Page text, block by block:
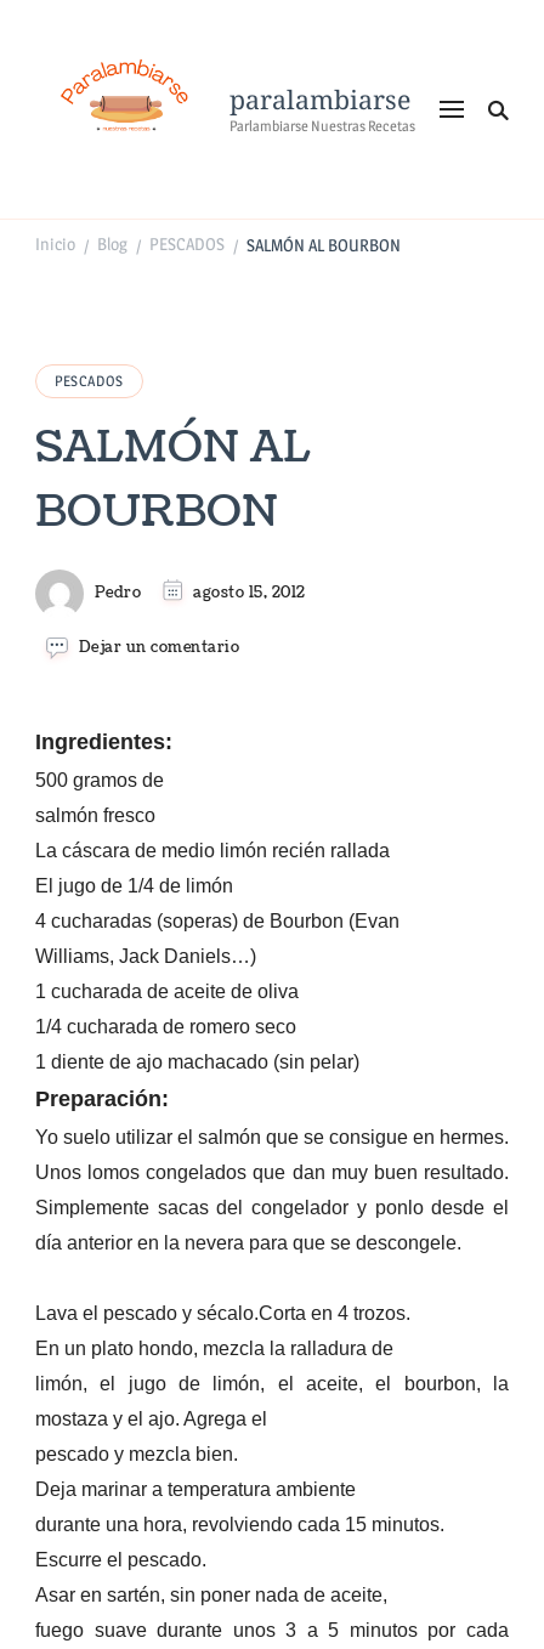
paralambiarse
Parlambiarse Nuestras Recetas
Inicio / Blog / PESCADOS / SALMÓN AL BOURBON
PESCADOS
SALMÓN AL
BOURBON
Pedro agosto 15, 2012
Dejar un comentarioen
Ingredientes:
500 gramos de
salmón fresco
La cáscara de medio limón recién rallada
El jugo de 1/4 de limón
4 cucharadas (soperas) de Bourbon (Evan
Williams, Jack Daniels…)
1 cucharada de aceite de oliva
1/4 cucharada de romero seco
1 diente de ajo machacado (sin pelar)
Preparación:
Yo suelo utilizar el salmón que se consigue en hermes.
Unos lomos congelados que dan muy buen resultado.
Simplemente sacas del congelador y ponlo desde el
día anterior en la nevera para que se descongele.
Lava el pescado y sécalo.Corta en 4 trozos.
En un plato hondo, mezcla la ralladura de
limón, el jugo de limón, el aceite, el bourbon, la
mostaza y el ajo. Agrega el
pescado y mezcla bien.
Deja marinar a temperatura ambiente
durante una hora, revolviendo cada 15 minutos.
Escurre el pescado.
Asar en sartén, sin poner nada de aceite,
fuego suave durante unos 3 a 5 minutos por cada